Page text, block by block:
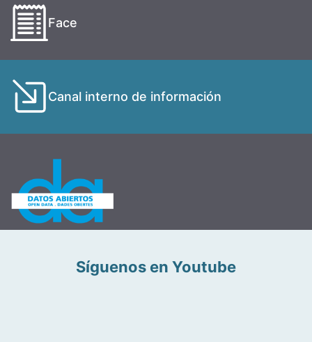
Face
Canal interno de información
Síguenos en Youtube